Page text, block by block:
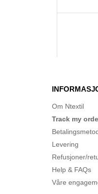
Om Ntextil
Track my
Levering
Refusjoner/
Help & FAQs
Våre